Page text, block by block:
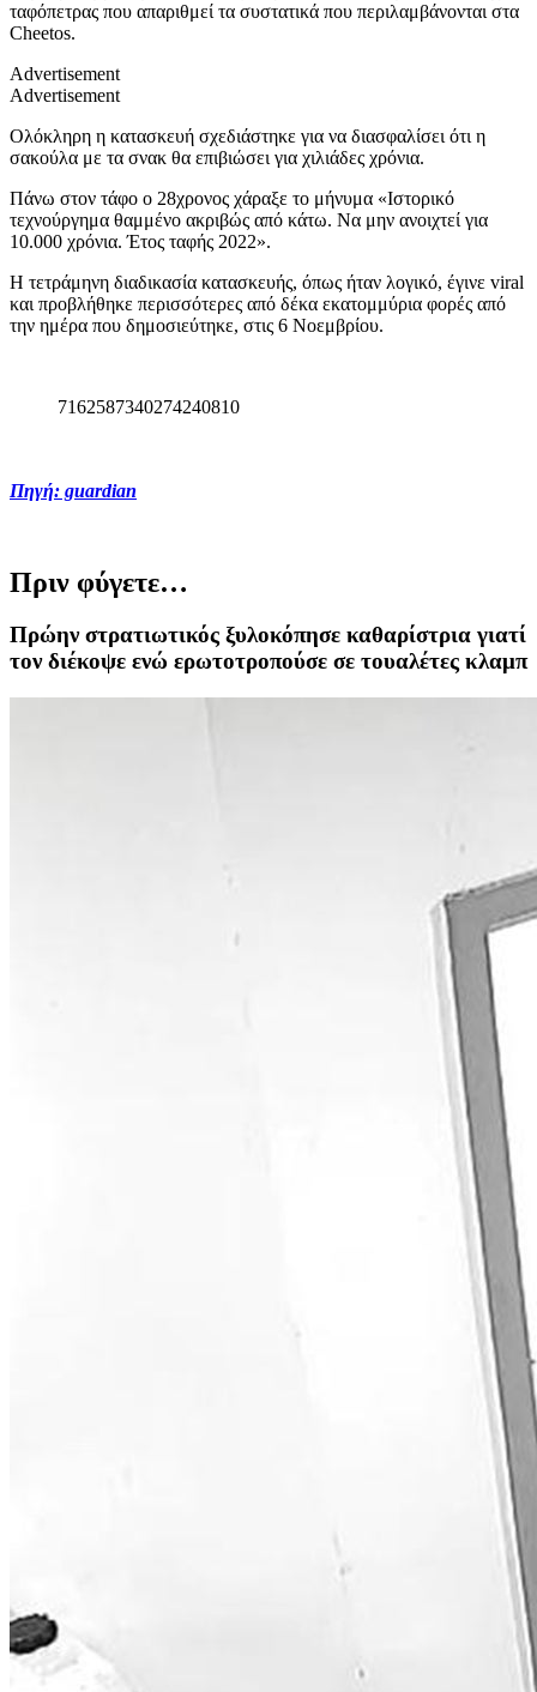
ταφόπετρας που απαριθμεί τα συστατικά που περιλαμβάνονται στα
Cheetos.
Advertisement
Advertisement
Ολόκληρη η κατασκευή σχεδιάστηκε για να διασφαλίσει ότι η
σακούλα με τα σνακ θα επιβιώσει για χιλιάδες χρόνια.
Πάνω στον τάφο ο 28χρονος χάραξε το μήνυμα «Ιστορικό
τεχνούργημα θαμμένο ακριβώς από κάτω. Να μην ανοιχτεί για
10.000 χρόνια. Έτος ταφής 2022».
Η τετράμηνη διαδικασία κατασκευής, όπως ήταν λογικό, έγινε viral
και προβλήθηκε περισσότερες από δέκα εκατομμύρια φορές από
την ημέρα που δημοσιεύτηκε, στις 6 Νοεμβρίου.
7162587340274240810
Πηγή: guardian
Πριν φύγετε…
Πρώην στρατιωτικός ξυλοκόπησε καθαρίστρια γιατί
τον διέκοψε ενώ ερωτοτροπούσε σε τουαλέτες κλαμπ